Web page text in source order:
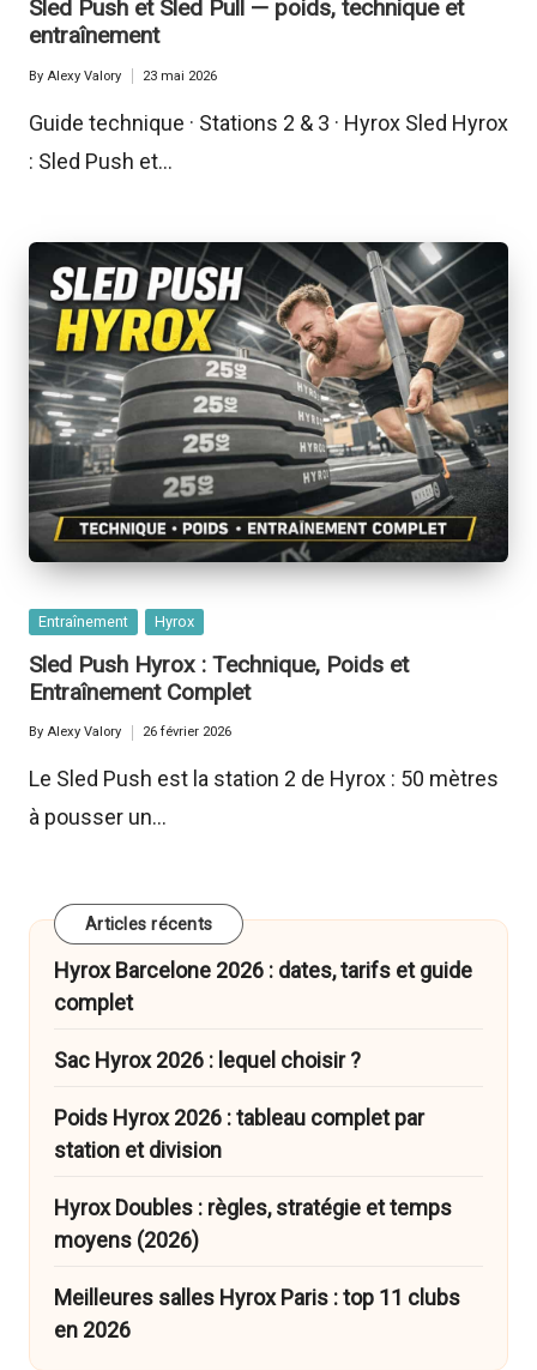
Sled Push et Sled Pull — poids, technique et
entraînement
Posted
By Alexy Valory 23 mai 2026
Guide technique · Stations 2 & 3 · Hyrox Sled Hyrox
: Sled Push et…
Posted
Entraînement Hyrox
Sled Push Hyrox : Technique, Poids et
Entraînement Complet
Posted
By Alexy Valory 26 février 2026
Le Sled Push est la station 2 de Hyrox : 50 mètres
à pousser un…
Articles récents
Hyrox Barcelone 2026 : dates, tarifs et guide
complet
Sac Hyrox 2026 : lequel choisir ?
Poids Hyrox 2026 : tableau complet par
station et division
Hyrox Doubles : règles, stratégie et temps
moyens (2026)
Meilleures salles Hyrox Paris : top 11 clubs
en 2026